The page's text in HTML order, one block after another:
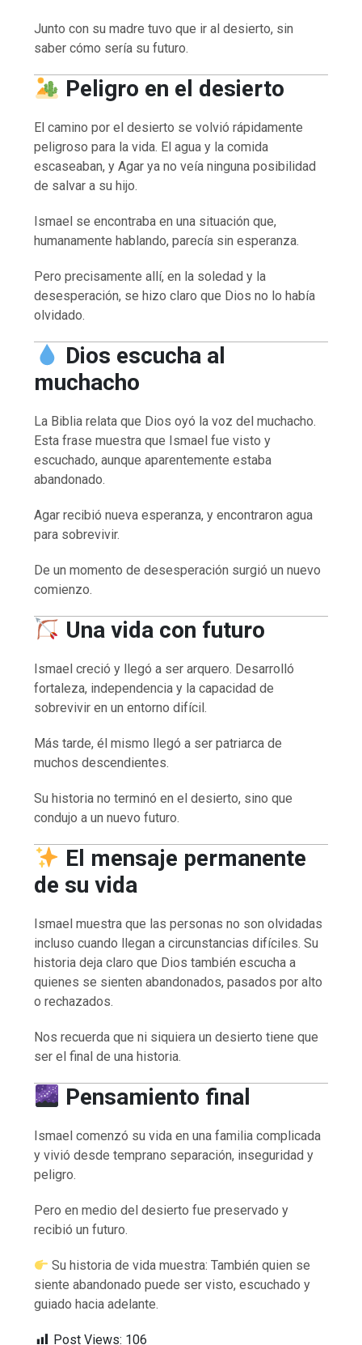
Junto con su madre tuvo que ir al desierto, sin
saber cómo sería su futuro.
Peligro en el desierto
El camino por el desierto se volvió rápidamente
peligroso para la vida. El agua y la comida
escaseaban, y Agar ya no veía ninguna posibilidad
de salvar a su hijo.
Ismael se encontraba en una situación que,
humanamente hablando, parecía sin esperanza.
Pero precisamente allí, en la soledad y la
desesperación, se hizo claro que Dios no lo había
olvidado.
Dios escucha al
muchacho
La Biblia relata que Dios oyó la voz del muchacho.
Esta frase muestra que Ismael fue visto y
escuchado, aunque aparentemente estaba
abandonado.
Agar recibió nueva esperanza, y encontraron agua
para sobrevivir.
De un momento de desesperación surgió un nuevo
comienzo.
Una vida con futuro
Ismael creció y llegó a ser arquero. Desarrolló
fortaleza, independencia y la capacidad de
sobrevivir en un entorno difícil.
Más tarde, él mismo llegó a ser patriarca de
muchos descendientes.
Su historia no terminó en el desierto, sino que
condujo a un nuevo futuro.
El mensaje permanente
de su vida
Ismael muestra que las personas no son olvidadas
incluso cuando llegan a circunstancias difíciles. Su
historia deja claro que Dios también escucha a
quienes se sienten abandonados, pasados por alto
o rechazados.
Nos recuerda que ni siquiera un desierto tiene que
ser el final de una historia.
Pensamiento final
Ismael comenzó su vida en una familia complicada
y vivió desde temprano separación, inseguridad y
peligro.
Pero en medio del desierto fue preservado y
recibió un futuro.
Su historia de vida muestra: También quien se
siente abandonado puede ser visto, escuchado y
guiado hacia adelante.
Post Views: 106